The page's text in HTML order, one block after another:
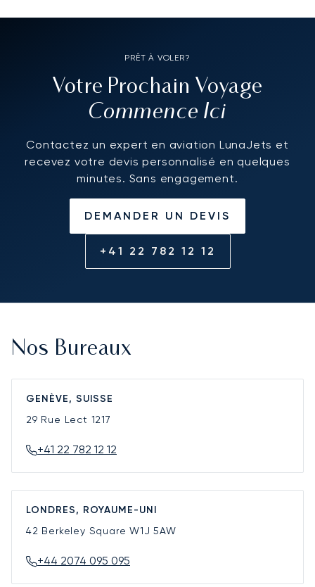
PRÊT À VOLER?
Votre Prochain Voyage
Commence Ici
Contactez un expert en aviation LunaJets et
recevez votre devis personnalisé en quelques
minutes. Sans engagement.
DEMANDER UN DEVIS
+41 22 782 12 12
Nos Bureaux
GENÈVE, SUISSE
29 Rue Lect 1217
+41 22 782 12 12
LONDRES, ROYAUME-UNI
42 Berkeley SquareW1J 5AW
+44 2074 095 095